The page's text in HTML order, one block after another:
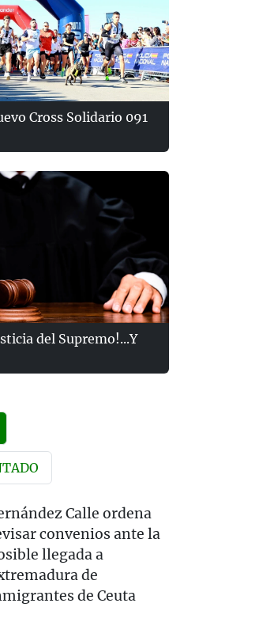
Cross Solidario 091
del Supremo!...Y
Calle ordena
convenios ante la
llegada a
de
de Ceuta